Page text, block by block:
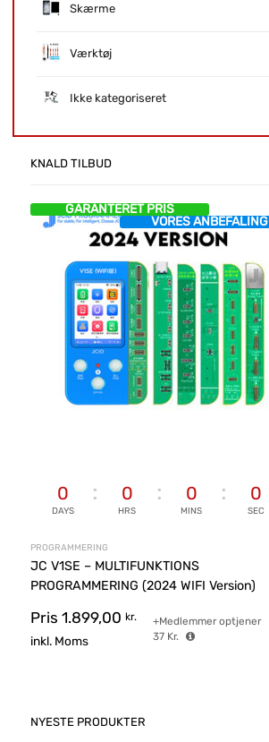
Skærme
Værktøj
Ikke kategoriseret
KNALD TILBUD
GARANTERET PRIS
VORES ANBEFALING
0
DAYS
0
HRS
0
MINS
0
SEC
PROGRAMMERING
JC V1SE – MULTIFUNKTIONS
PROGRAMMERING (2024 WIFI Version)
Pris 1.899,00 kr.
inkl. Moms
+Medlemmer optjener
37 Kr.
NYESTE PRODUKTER